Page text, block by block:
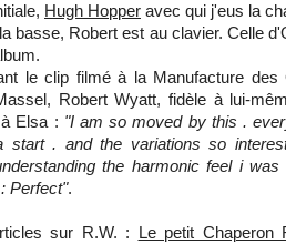
Hugh Hopper avec qui j'eus la
basse, Robert est au clavier. Celle
le clip filmé à la Manufacture
Robert Wyatt, fidèle à lui-
Elsa : "I am so moved by this .
start . and the variations so
the harmonic feel i
Perfect".
sur R.W. : Le petit Chaperon